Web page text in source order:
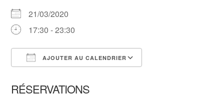
21/03/2020
17:30 - 23:30
AJOUTER AU CALENDRIER
RÉSERVATIONS